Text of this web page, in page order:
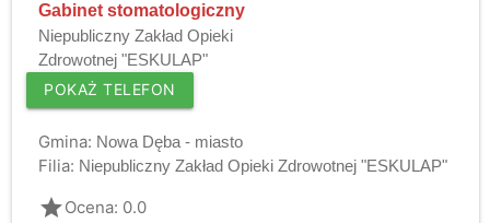
Gabinet stomatologiczny
Niepubliczny Zakład Opieki
Zdrowotnej "ESKULAP"
POKAŻ TELEFON
Gmina: Nowa Dęba - miasto
Filia: Niepubliczny Zakład Opieki Zdrowotnej "ESKULAP"
gradeOcena: 0.0